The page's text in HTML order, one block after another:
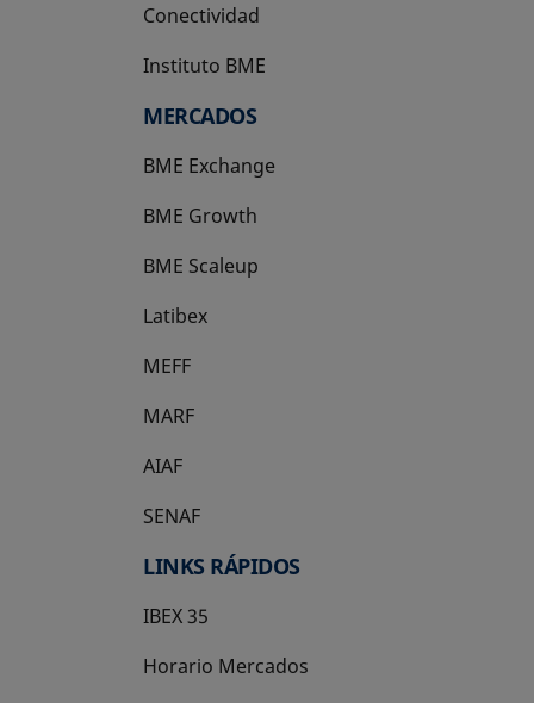
Conectividad
Instituto BME
se abre en una pestaña nueva
MERCADOS
BME Exchange
BME Growth
se abre en una pestaña nueva
BME Scaleup
se abre en una pestaña nueva
Latibex
se abre en una pestaña nueva
MEFF
se abre en una pestaña nueva
MARF
AIAF
SENAF
LINKS RÁPIDOS
IBEX 35
Horario Mercados